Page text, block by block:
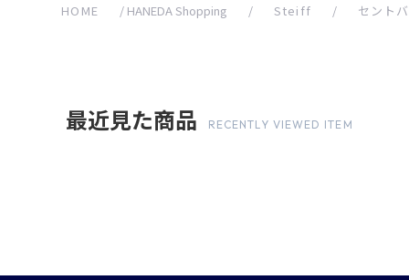
HOME
/ HANEDA Shopping / Steiff / セント
最近見た商品 RECENTLY VIEWED ITEM